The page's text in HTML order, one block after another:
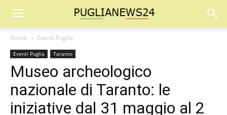
Home Eventi Puglia
Eventi Puglia Taranto
Museo archeologico
nazionale di Taranto: le
iniziative dal 31 maggio al 2